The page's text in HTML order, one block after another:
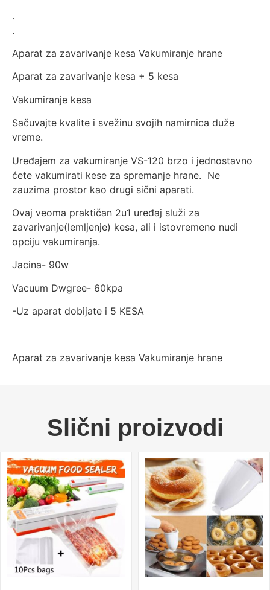
.
.
Aparat za zavarivanje kesa Vakumiranje hrane
Aparat za zavarivanje kesa + 5 kesa
Vakumiranje kesa
Sačuvajte kvalite i svežinu svojih namirnica duže
vreme.
Uređajem za vakumiranje VS-120 brzo i jednostavno
ćete vakumirati kese za spremanje hrane. Ne
zauzima prostor kao drugi sični aparati.
Ovaj veoma praktičan 2u1 uređaj služi za
zavarivanje(lemljenje) kesa, ali i istovremeno nudi
opciju vakumiranja.
Jacina- 90w
Vacuum Dwgree- 60kpa
-Uz aparat dobijate i 5 KESA
Aparat za zavarivanje kesa Vakumiranje hrane
Slični proizvodi